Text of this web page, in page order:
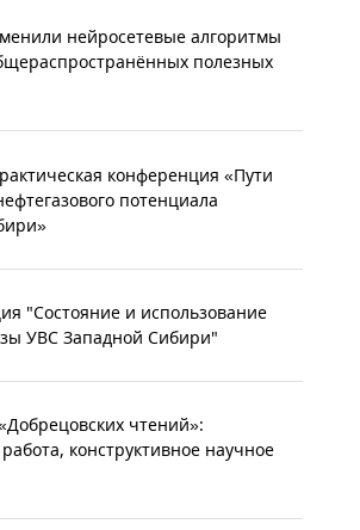
нейросетевые алгоритмы
полезных
конференция «Пути
потенциала
"Состояние и использование
УВС Западной Сибири"
чтений»:
конструктивное научное